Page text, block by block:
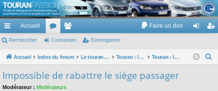
TouranPassion
Le forum des propriétaires ou futurs acquéreurs du Volkswagen Touran
cc
ès
pi
Accueil
or
u
e
m
Faire un don
ne nr
Rechercher Connexion S’enregistrer
Accueil Index du forum Le touran dans ses versions I (V1 V2 V3) et II ... Touran : les éléments et équipements extérieurs et intérieurs Touran : les sièges
Impossible de rabattre le siège passager
Modérateur : Modérateurs